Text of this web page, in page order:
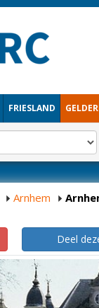
FRIESLAND
Arnhem
Deel